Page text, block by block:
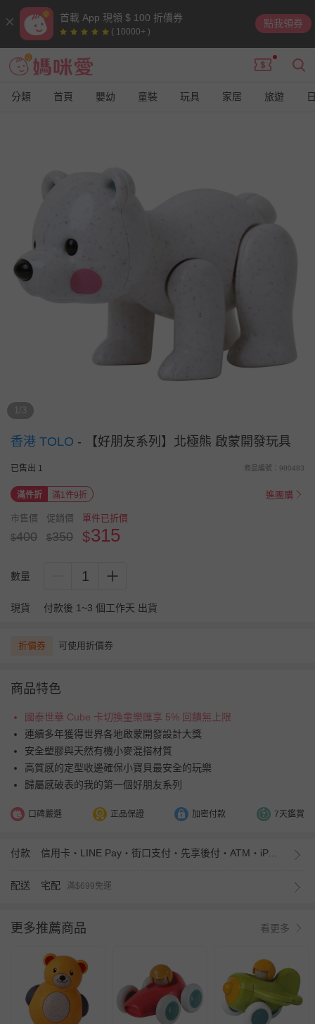
首載 App 現領 $ 100 折價券
( 10000+ )
點我領券
分類 首頁 嬰幼 童裝 玩具 家居 旅遊
1/3
香港 TOLO - 【好朋友系列】北極熊 啟蒙開發玩具
已售出 1 商品編號：980483
滿件折 滿1件9折 進團購
市售價
$400
促銷價
$350
單件已折價
$315
數量 1
現貨 付款後 1~3 個工作天 出貨
折價券 可使用折價券
商品特色
國泰世華 Cube 卡切換童樂匯享 5% 回饋無上限
連續多年獲得世界各地啟蒙開發設計大獎
安全塑膠與天然有機小麥混搭材質
高質感的定型收邊確保小寶貝最安全的玩樂
歸屬感破表的我的第一個好朋友系列
口碑嚴選 正品保證 加密付款 7天鑑賞
付款 信用卡・LINE Pay・街口支付・先享後付・ATM・iPASS MONEY
配送 宅配 滿$699免運
更多推薦商品 看更多